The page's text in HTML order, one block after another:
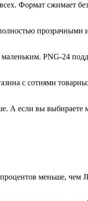
Формат сжимает
PNG-24
с сотнями
А если вы
меньше, чем